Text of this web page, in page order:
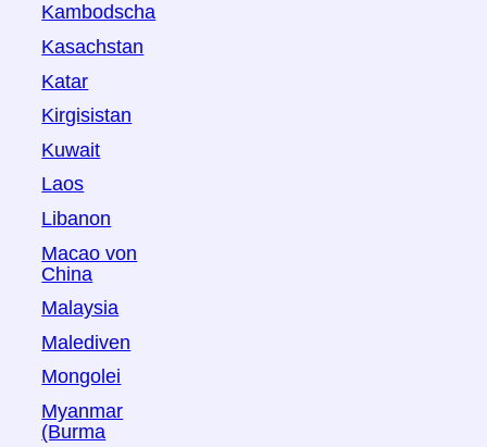
Kambodscha
Kasachstan
Katar
Kirgisistan
Kuwait
Laos
Libanon
Macao von
China
Malaysia
Malediven
Mongolei
Myanmar
(Burma